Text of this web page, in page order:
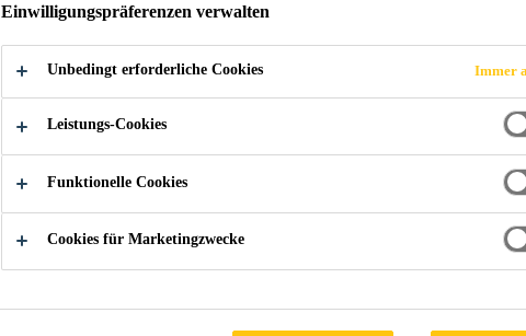
Einwilligungspräferenzen verwalten
Unbedingt erforderliche Cookies Immer
Leistungs-Cookies
Funktionelle Cookies
Cookies für Marketingzwecke